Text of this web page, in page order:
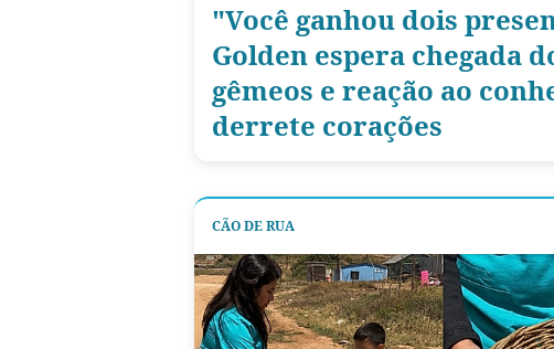
"Você ganhou dois
Golden espera chegada
gêmeos e reação ao
derrete corações
CÃO DE RUA